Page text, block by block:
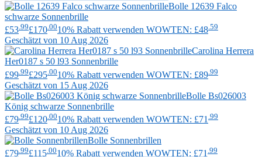
Bolle 12639 Falco
schwarze Sonnenbrille
£53 .99£170 .0010% Rabatt verwenden WOWTEN: £48 .59
Geschätzt von 10 Aug 2026
Carolina Herrera
Her0187 s 50 l93 Sonnenbrille
£99 .99£295 .0010% Rabatt verwenden WOWTEN: £89 .99
Geschätzt von 15 Aug 2026
Bolle Bs026003
König schwarze Sonnenbrille
£79 .99£120 .0010% Rabatt verwenden WOWTEN: £71 .99
Geschätzt von 10 Aug 2026
Bolle Sonnenbrillen
£79 .99£115 .0010% Rabatt verwenden WOWTEN: £71 .99